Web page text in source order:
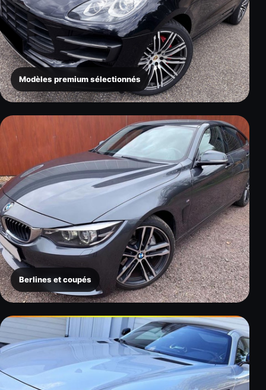
Modèles premium sélectionnés
Berlines et coupés